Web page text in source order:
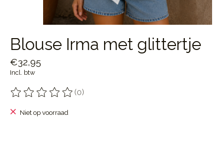
Blouse Irma met glittertje
€32,95
Incl. btw
De beoordeling van dit product is
(0)
Niet op voorraad